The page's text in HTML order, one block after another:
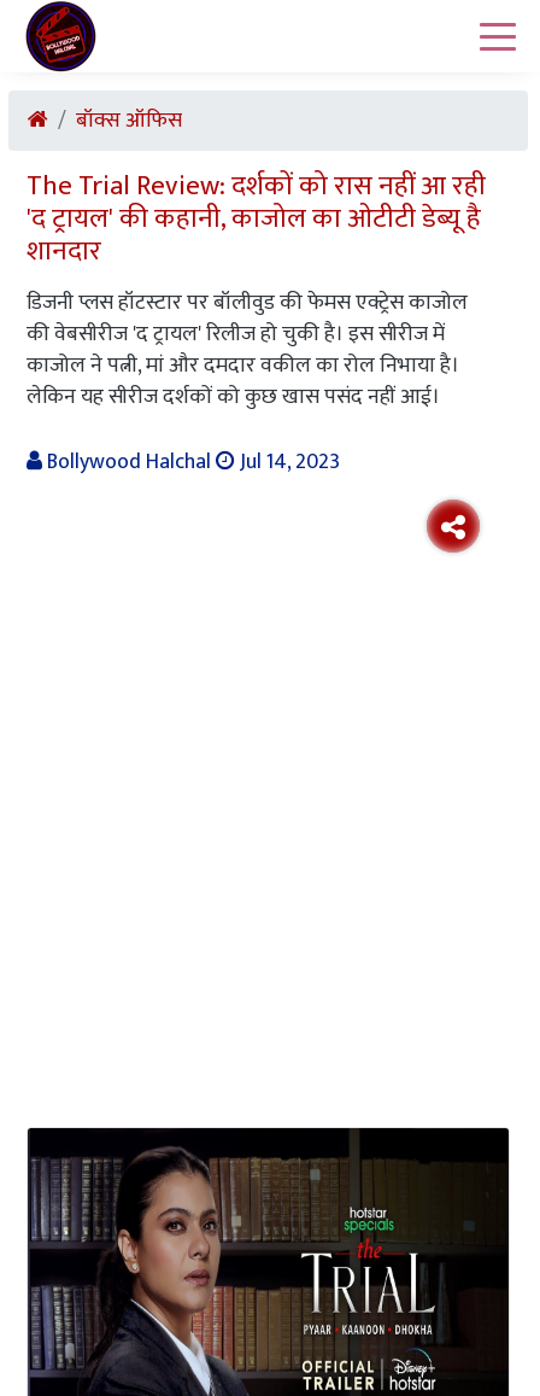
बॉक्स ऑफिस
The Trial Review: दर्शकों को रास नहीं आ रही
'द ट्रायल' की कहानी, काजोल का ओटीटी डेब्यू है
शानदार
डिजनी प्लस हॉटस्टार पर बॉलीवुड की फेमस एक्ट्रेस काजोल
की वेबसीरीज 'द ट्रायल' रिलीज हो चुकी है। इस सीरीज में
काजोल ने पत्नी, मां और दमदार वकील का रोल निभाया है।
लेकिन यह सीरीज दर्शकों को कुछ खास पसंद नहीं आई।
Bollywood Halchal
Jul 14, 2023